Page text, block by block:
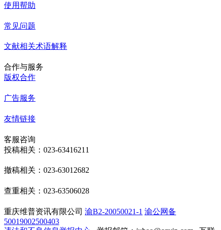
使用帮助
常见问题
文献相关术语解释
合作与服务
版权合作
广告服务
友情链接
客服咨询
投稿相关：023-63416211
撤稿相关：023-63012682
查重相关：023-63506028
重庆维普资讯有限公司 渝B2-20050021-1 渝公网备
50019002500403